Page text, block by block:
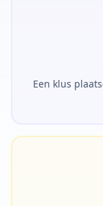
Een klus